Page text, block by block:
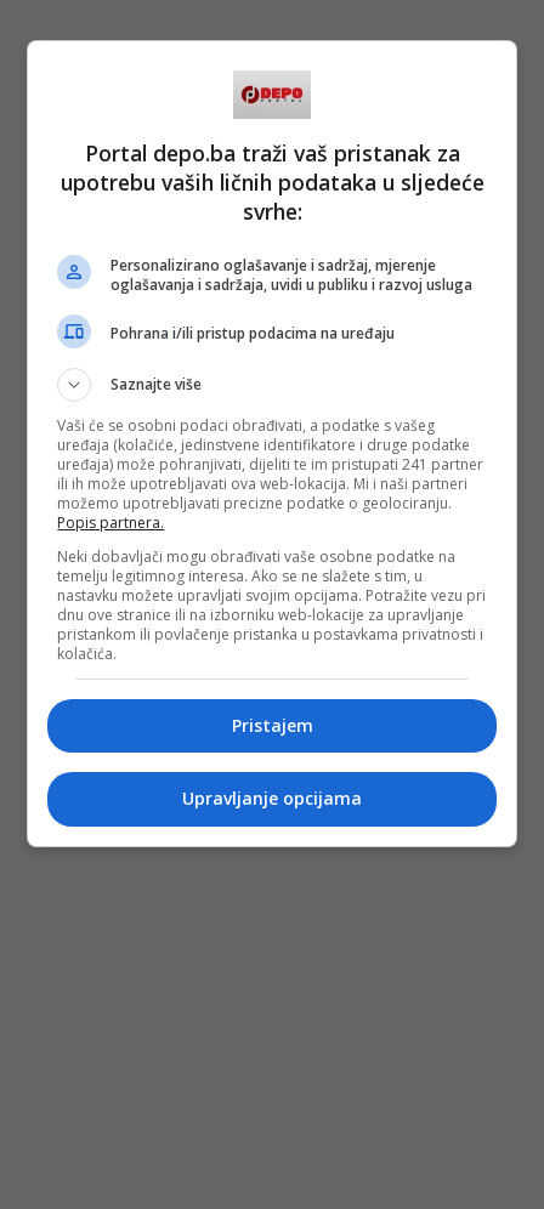
Portal depo.ba traži vaš pristanak za
upotrebu vaših ličnih podataka u sljedeće
svrhe:
Personalizirano oglašavanje i sadržaj, mjerenje
oglašavanja i sadržaja, uvidi u publiku i razvoj usluga
Pohrana i/ili pristup podacima na uređaju
Saznajte više
Vaši će se osobni podaci obrađivati, a podatke s vašeg
uređaja (kolačiće, jedinstvene identifikatore i druge podatke
uređaja) može pohranjivati, dijeliti te im pristupati 241 partner
ili ih može upotrebljavati ova web-lokacija. Mi i naši partneri
možemo upotrebljavati precizne podatke o geolociranju.
Popis partnera.
Neki dobavljači mogu obrađivati vaše osobne podatke na
temelju legitimnog interesa. Ako se ne slažete s tim, u
nastavku možete upravljati svojim opcijama. Potražite vezu pri
dnu ove stranice ili na izborniku web-lokacije za upravljanje
pristankom ili povlačenje pristanka u postavkama privatnosti i
kolačića.
Pristajem
Upravljanje opcijama